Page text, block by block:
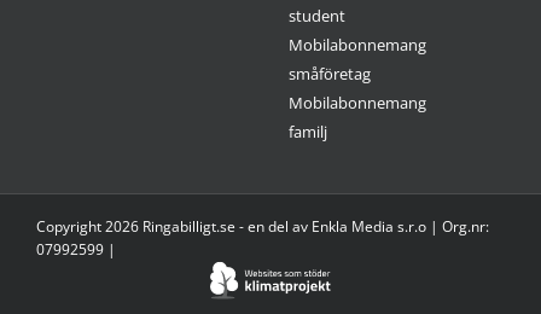
student
Mobilabonnemang
småföretag
Mobilabonnemang
familj
Copyright 2026 Ringabilligt.se - en del av Enkla Media s.r.o | Org.nr:
07992599 |